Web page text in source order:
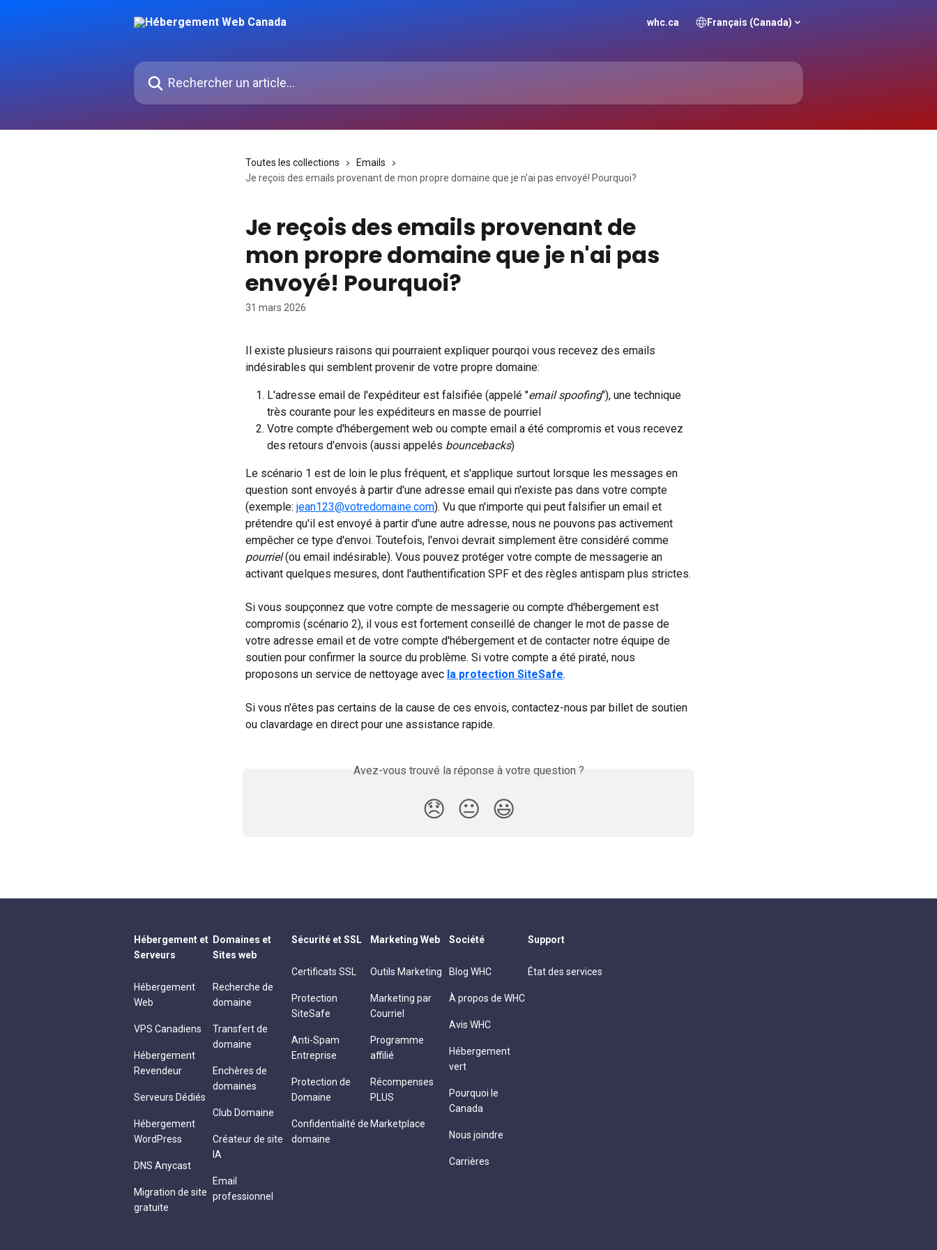
whc.ca Français (Canada)
Rechercher un article...
Toutes les collections
Emails
Je reçois des emails provenant de mon propre domaine que je n'ai pas envoyé! Pourquoi?
Je reçois des emails provenant de
mon propre domaine que je n'ai pas
envoyé! Pourquoi?
31 mars 2026
Il existe plusieurs raisons qui pourraient expliquer pourqoi vous recevez des emails
indésirables qui semblent provenir de votre propre domaine:
L'adresse email de l'expéditeur est falsifiée (appelé "email spoofing"), une technique
très courante pour les expéditeurs en masse de pourriel
Votre compte d'hébergement web ou compte email a été compromis et vous recevez
des retours d'envois (aussi appelés bouncebacks)
Le scénario 1 est de loin le plus fréquent, et s'applique surtout lorsque les messages en
question sont envoyés à partir d'une adresse email qui n'existe pas dans votre compte
(exemple: jean123@votredomaine.com). Vu que n'importe qui peut falsifier un email et
prétendre qu'il est envoyé à partir d'une autre adresse, nous ne pouvons pas activement
empêcher ce type d'envoi. Toutefois, l'envoi devrait simplement être considéré comme
pourriel (ou email indésirable). Vous pouvez protéger votre compte de messagerie an
activant quelques mesures, dont l'authentification SPF et des règles antispam plus strictes.
Si vous soupçonnez que votre compte de messagerie ou compte d'hébergement est
compromis (scénario 2), il vous est fortement conseillé de changer le mot de passe de
votre adresse email et de votre compte d'hébergement et de contacter notre équipe de
soutien pour confirmer la source du problème. Si votre compte a été piraté, nous
proposons un service de nettoyage avec la protection SiteSafe.
Si vous n'êtes pas certains de la cause de ces envois, contactez-nous par billet de soutien
ou clavardage en direct pour une assistance rapide.
Avez-vous trouvé la réponse à votre question ?
😞 😐 😃
Hébergement et
Serveurs
Hébergement
Web
VPS Canadiens
Hébergement
Revendeur
Serveurs Dédiés
Hébergement
WordPress
DNS Anycast
Migration de site
gratuite
Domaines et
Sites web
Recherche de
domaine
Transfert de
domaine
Enchères de
domaines
Club Domaine
Créateur de site
IA
Email
professionnel
Sécurité et SSL
Certificats SSL
Protection
SiteSafe
Anti-Spam
Entreprise
Protection de
Domaine
Confidentialité de
domaine
Marketing Web
Outils Marketing
Marketing par
Courriel
Programme
affilié
Récompenses
PLUS
Marketplace
Société
Blog WHC
À propos de WHC
Avis WHC
Hébergement
vert
Pourquoi le
Canada
Nous joindre
Carrières
Support
État des services